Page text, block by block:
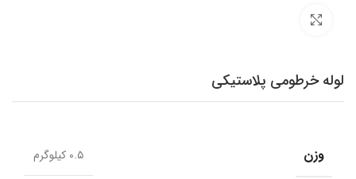
لوله خرطومی پلاستیکی
وزن ۰.۵ کیلوگرم